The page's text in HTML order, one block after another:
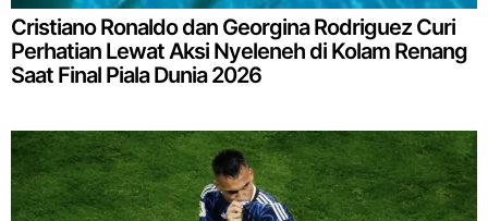
Cristiano Ronaldo dan Georgina Rodriguez Curi
Perhatian Lewat Aksi Nyeleneh di Kolam Renang
Saat Final Piala Dunia 2026